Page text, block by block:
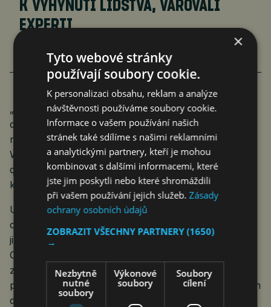
K VYHYNUTÍ LIDSTVA, VAROVALI
EXPERTI
„Spotřeba energie se bude v globálním měřítku
dramaticky zvyšovat, a to prostě kvůli energeticky
náročné povaze umělé inteligence,“ předpověděl
Ward. Upozornil nicméně, že umělá inteligence
dokáže být „neuvěřitelně efektivní“ v oblastech, ve
kterých člověk tolik efektivní není.
Umělá inteligence se v poslední době dostala do
centra pozornosti veřejnosti, médií a investorů, mimo
jiné díky chatovacímu systému ChatGPT. Společnost
OpenAI koncem loňského listopadu ChatGPT zdarma
zpřístupnila veřejnosti a systém si rychle získal
popularitu. ChatGPT dokáže na základě jednoduchých
dotazů generovat články, eseje, vtipy, ale i poezii. Na
×
Tyto webové stránky
používají soubory cookie.
K personalizaci obsahu, reklam a analýze
návštěvnosti používáme soubory cookie.
Informace o vašem používání našich
stránek také sdílíme s našimi reklamními
a analytickými partnery, kteří je mohou
kombinovat s dalšími informacemi, které
jste jim poskytli nebo které shromáždili
při vašem používání jejich služeb.Zásady
ochrany osobních údajů
ZOBRAZIT VŠECHNY PARTNERY(1650)
→
Nezbytně
nutné
soubory
Výkonové
soubory
Soubory
cílení